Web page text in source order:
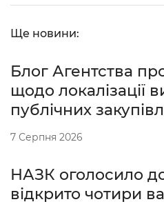
Ще новини:
Блог Агентства
щодо локалізації
публічних
7 Серпня 2026
НАЗК оголосило
відкрито чотири